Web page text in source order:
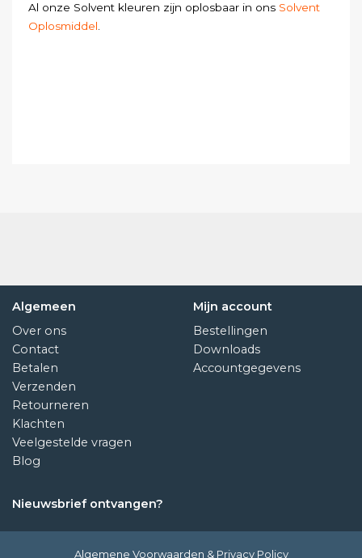
Al onze Solvent kleuren zijn oplosbaar in ons Solvent
Oplosmiddel.
Algemeen
Over ons
Contact
Betalen
Verzenden
Retourneren
Klachten
Veelgestelde vragen
Blog
Mijn account
Bestellingen
Downloads
Accountgegevens
Nieuwsbrief ontvangen?
Algemene Voorwaarden & Privacy Policy